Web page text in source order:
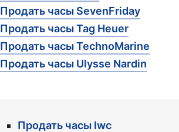
Продать часы SevenFriday
Продать часы Tag Heuer
Продать часы TechnoMarine
Продать часы Ulysse Nardin
Продать часы Iwc